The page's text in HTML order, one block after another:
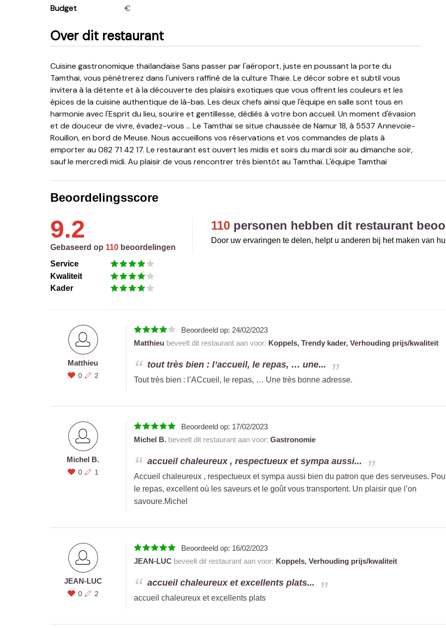
Budget €
Over dit restaurant
Cuisine gastronomique thaïlandaise Sans passer par l'aéroport, juste en poussant la porte du
Tamthaï, vous pénétrerez dans l'univers raffiné de la culture Thaïe. Le décor sobre et subtil vous
invitera à la détente et à la découverte des plaisirs exotiques que vous offrent les couleurs et les
épices de la cuisine authentique de là-bas. Les deux chefs ainsi que l'équipe en salle sont tous en
harmonie avec l'Esprit du lieu, sourire et gentillesse, dédiés à votre bon accueil. Un moment d'évasion
et de douceur de vivre, évadez-vous … Le Tamthaï se situe chaussée de Namur 18, à 5537 Annevoie-
Rouillon, en bord de Meuse. Nous accueillons vos réservations et vos commandes de plats à
emporter au 082 71 42 17. Le restaurant est ouvert les midis et soirs du mardi soir au dimanche soir,
sauf le mercredi midi. Au plaisir de vous rencontrer très bientôt au Tamthaï. L'équipe Tamthaï
Beoordelingsscore
9.2
Gebaseerd op 110 beoordelingen
Service
Kwaliteit
Kader
110 personen hebben dit restaurant
Door uw ervaringen te delen, helpt u anderen bij het maken van
Matthieu
0 2
Beoordeeld op: 24/02/2023
Matthieu beveelt dit restaurant aan voor: Koppels, Trendy kader, Verhouding prijs/kwaliteit
tout très bien : l’accueil, le repas, … une...
Tout très bien : l’ACcueil, le repas, … Une très bonne adresse.
Michel B.
0 1
Beoordeeld op: 17/02/2023
Michel B.beveelt dit restaurant aan voor: Gastronomie
accueil chaleureux , respectueux et sympa aussi...
Accueil chaleureux , respectueux et sympa aussi bien du patron que des serveuses.
le repas, excellent où les saveurs et le goût vous transportent. Un plaisir que l’on
savoure.Michel
JEAN-LUC
0 2
Beoordeeld op: 16/02/2023
JEAN-LUCbeveelt dit restaurant aan voor: Koppels, Verhouding prijs/kwaliteit
accueil chaleureux et excellents plats...
accueil chaleureux et excellents plats